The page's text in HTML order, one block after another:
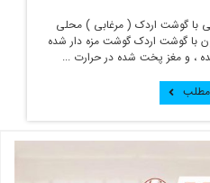
با گوشت اردک ( مرغابی ) محلی
با گوشت اردک گوشت مزه دار شده
، و مغز پخت شده در حرارت ...
مطلب